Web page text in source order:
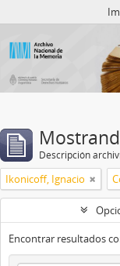
Descripción
Ikonicoff, Ignacio
Encontrar resultados